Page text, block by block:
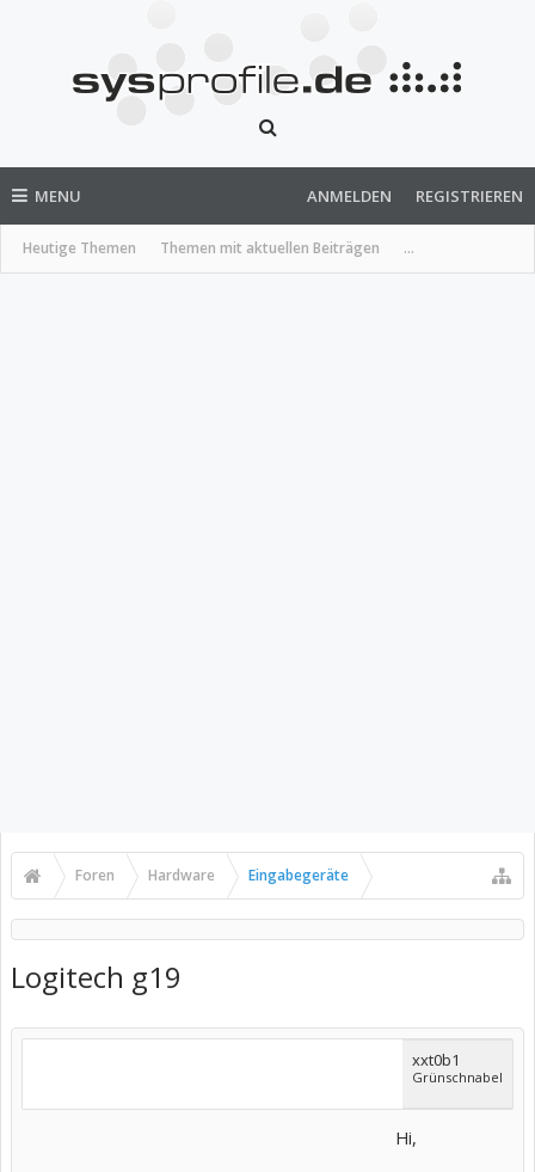
MENU
Heutige Themen Themen mit aktuellen Beiträgen ...
ANMELDEN REGISTRIEREN
Foren Hardware Eingabegeräte
Logitech g19
xxt0b1
Grünschnabel
Hi,